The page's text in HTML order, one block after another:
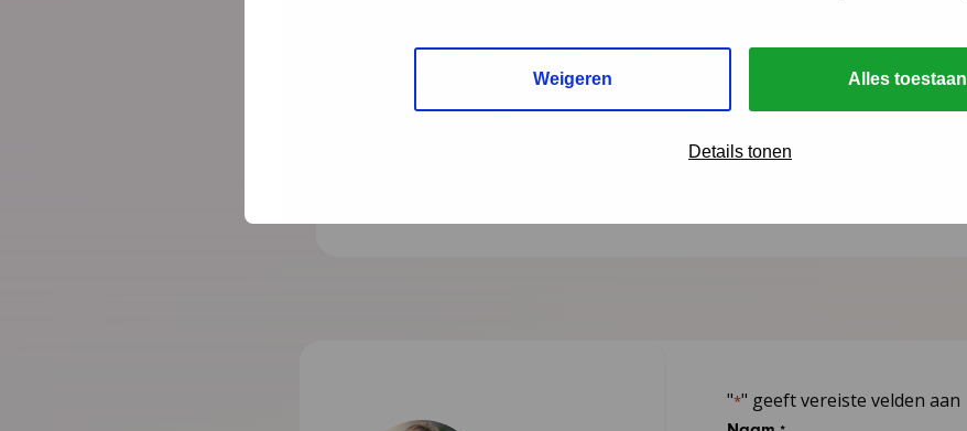
Weigeren Alles toestaan
Details tonen
In deze mini-documentaire volgen we drie gezinnen die
geholpen zijn door Integrale Vroeghulp. En gingen we in
gesprek met coördinatoren, trajectbegeleiders en een
wethouder over de kracht van het netwerk.
"*" geeft vereiste velden aan